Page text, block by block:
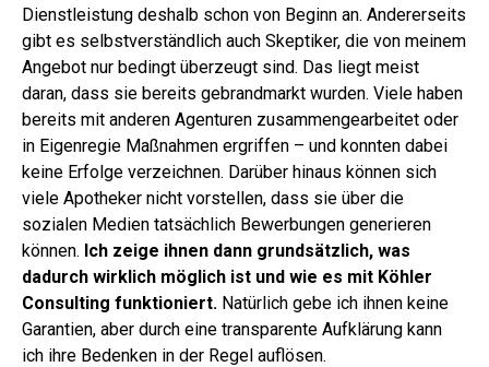
Dienstleistung deshalb schon von Beginn an. Andererseits
gibt es selbstverständlich auch Skeptiker, die von meinem
Angebot nur bedingt überzeugt sind. Das liegt meist
daran, dass sie bereits gebrandmarkt wurden. Viele haben
bereits mit anderen Agenturen zusammengearbeitet oder
in Eigenregie Maßnahmen ergriffen – und konnten dabei
keine Erfolge verzeichnen. Darüber hinaus können sich
viele Apotheker nicht vorstellen, dass sie über die
sozialen Medien tatsächlich Bewerbungen generieren
können. Ich zeige ihnen dann grundsätzlich, was
dadurch wirklich möglich ist und wie es mit Köhler
Consulting funktioniert. Natürlich gebe ich ihnen keine
Garantien, aber durch eine transparente Aufklärung kann
ich ihre Bedenken in der Regel auflösen.